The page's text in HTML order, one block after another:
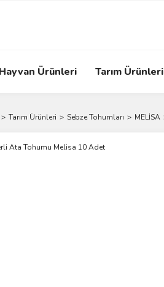
Ürünleri Tarım Ürünleri
Tarım Ürünleri Sebze Tohumları MELİSA